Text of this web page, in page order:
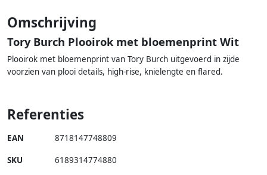
Omschrijving
Tory Burch Plooirok met bloemenprint Wit
Plooirok met bloemenprint van Tory Burch uitgevoerd in zijde
voorzien van plooi details, high-rise, knielengte en flared.
Referenties
EAN 8718147748809
SKU 6189314774880